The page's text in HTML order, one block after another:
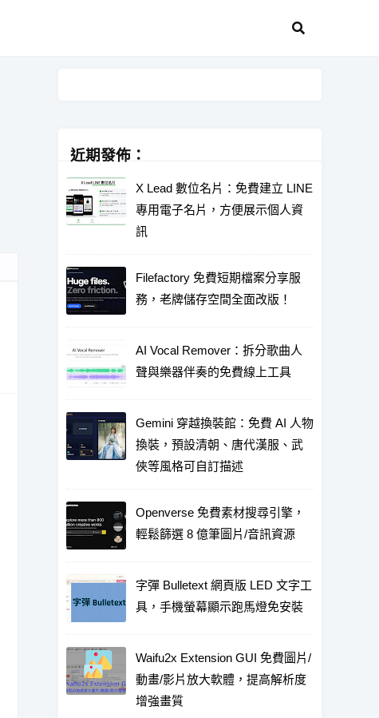
近期發佈：
X Lead 數位名片：免費建立 LINE
專用電子名片，方便展示個人資
訊
Filefactory 免費短期檔案分享服
務，老牌儲存空間全面改版！
AI Vocal Remover：拆分歌曲人
聲與樂器伴奏的免費線上工具
Gemini 穿越換裝館：免費 AI 人物
換裝，預設清朝、唐代漢服、武
俠等風格可自訂描述
Openverse 免費素材搜尋引擎，
輕鬆篩選 8 億筆圖片/音訊資源
字彈 Bulletext 網頁版 LED 文字工
具，手機螢幕顯示跑馬燈免安裝
Waifu2x Extension GUI 免費圖片/
動畫/影片放大軟體，提高解析度
增強畫質